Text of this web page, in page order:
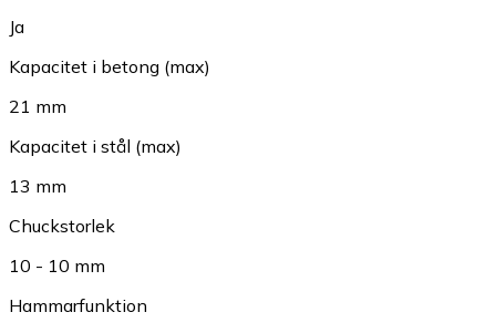
Ja
Kapacitet i betong (max)
21 mm
Kapacitet i stål (max)
13 mm
Chuckstorlek
10 - 10 mm
Hammarfunktion